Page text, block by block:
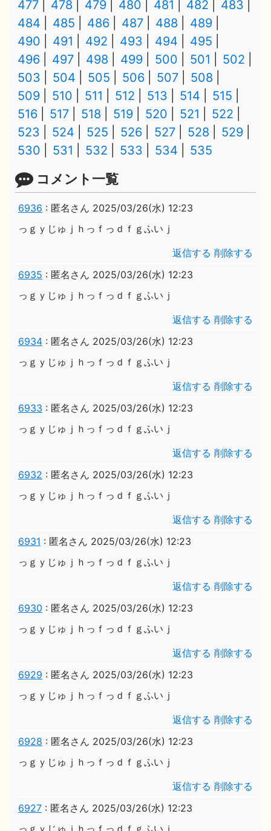
477 478 479 480 481 482
483
484
485 486 487 488
489
490
491 492 493 494
495
496
497 498 499 500 501
502
503
504 505 506 507
508
509
510 511 512 513 514
515
516
517 518 519 520 521
522
523
524 525 526 527 528
529
530
531 532 533 534 535
コメント一覧
6936 : 匿名さん 2025/03/26(水) 12:23
っｇｙじゅｊｈっｆっｄｆｇふいｊ
返信する 削除する
6935 : 匿名さん 2025/03/26(水) 12:23
っｇｙじゅｊｈっｆっｄｆｇふいｊ
返信する 削除する
6934 : 匿名さん 2025/03/26(水) 12:23
っｇｙじゅｊｈっｆっｄｆｇふいｊ
返信する 削除する
6933 : 匿名さん 2025/03/26(水) 12:23
っｇｙじゅｊｈっｆっｄｆｇふいｊ
返信する 削除する
6932 : 匿名さん 2025/03/26(水) 12:23
っｇｙじゅｊｈっｆっｄｆｇふいｊ
返信する 削除する
6931 : 匿名さん 2025/03/26(水) 12:23
っｇｙじゅｊｈっｆっｄｆｇふいｊ
返信する 削除する
6930 : 匿名さん 2025/03/26(水) 12:23
っｇｙじゅｊｈっｆっｄｆｇふいｊ
返信する 削除する
6929 : 匿名さん 2025/03/26(水) 12:23
っｇｙじゅｊｈっｆっｄｆｇふいｊ
返信する 削除する
6928 : 匿名さん 2025/03/26(水) 12:23
っｇｙじゅｊｈっｆっｄｆｇふいｊ
返信する 削除する
6927 : 匿名さん 2025/03/26(水) 12:23
っｇｙじゅｊｈっｆっｄｆｇふいｊ